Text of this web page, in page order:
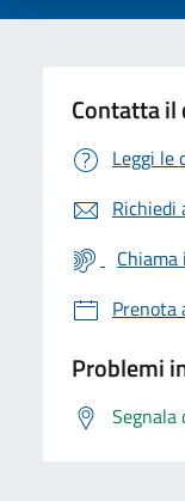
Contatta il
Leggi le
Richiedi
Prenota
Problemi
Segnala